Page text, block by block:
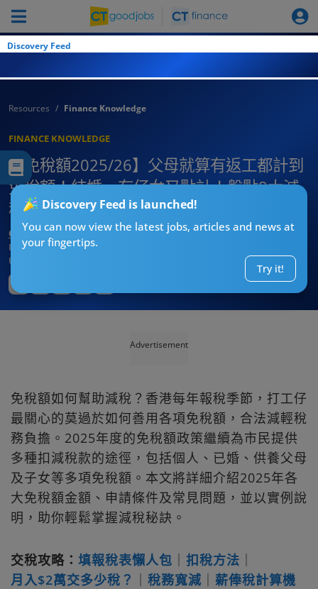
Discovery Feed
Discovery Feed is launched!
You can now view the latest jobs, articles and news at
your fingertips.
Try it!
Resources Finance Knowledge
FINANCE KNOWLEDGE
【免稅額2025/26】父母就算有返工都計到
免稅額！結婚、有仔女又點計！盤點8大減
稅方法
CT熱話管理員
Published:2025-10-03 10:32
Updated:
Advertisement
免稅額如何幫助減稅？香港每年報稅季節，打工仔
最關心的莫過於如何善用各項免稅額，合法減輕稅
務負擔。2025年度的免稅額政策繼續為市民提供
多種扣減稅款的途徑，包括個人、已婚、供養父母
及子女等多項免稅額。本文將詳細介紹2025年各
大免稅額金額、申請條件及常見問題，並以實例說
明，助你輕鬆掌握減稅秘訣。
交稅攻略： 填報稅表懶人包 扣稅方法
月入$2萬交多少稅？
稅務寬減 薪俸稅計算機